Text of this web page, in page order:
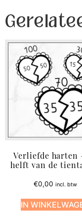
Verliefde harten
helft van de
€0,00 incl. btw
IN